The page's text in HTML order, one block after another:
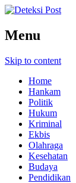
Menu
Skip to content
Home
Hankam
Politik
Hukum
Kriminal
Ekbis
Olahraga
Kesehatan
Budaya
Pendidikan